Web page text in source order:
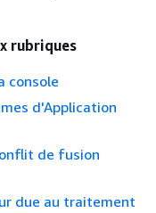
rubriques
console
d'Application
de fusion
due au traitement